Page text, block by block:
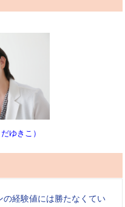
ゆきこ）
の経験値には勝たなくてい